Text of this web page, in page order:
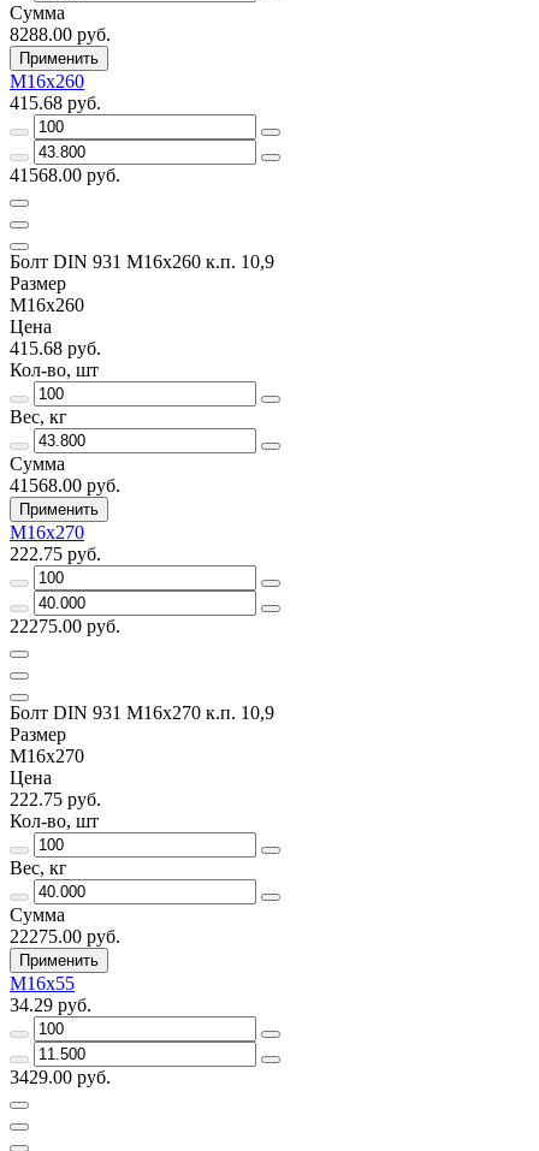
Сумма
8288.00 руб.
Применить
М16х260
415.68 руб.
41568.00 руб.
Болт DIN 931 М16х260 к.п. 10,9
Размер
М16х260
Цена
415.68 руб.
Кол-во, шт
Вес, кг
Сумма
41568.00 руб.
Применить
М16х270
222.75 руб.
22275.00 руб.
Болт DIN 931 М16х270 к.п. 10,9
Размер
М16х270
Цена
222.75 руб.
Кол-во, шт
Вес, кг
Сумма
22275.00 руб.
Применить
М16х55
34.29 руб.
3429.00 руб.